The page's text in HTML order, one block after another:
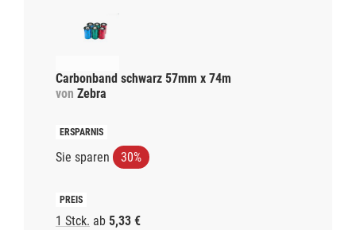
Carbonband schwarz 57mm x 74m
von Zebra
Sie sparen 30%
1 Stck. ab 5,33 €